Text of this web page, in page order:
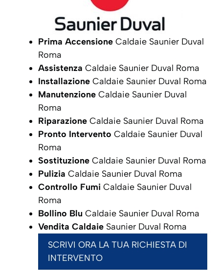
Prima Accensione Caldaie Saunier Duval
Roma
Assistenza Caldaie Saunier Duval Roma
Installazione Caldaie Saunier Duval Roma
Manutenzione Caldaie Saunier Duval
Roma
Riparazione Caldaie Saunier Duval Roma
Pronto Intervento Caldaie Saunier Duval
Roma
Sostituzione Caldaie Saunier Duval Roma
Pulizia Caldaie Saunier Duval Roma
Controllo Fumi Caldaie Saunier Duval
Roma
Bollino Blu Caldaie Saunier Duval Roma
Vendita Caldaie Saunier Duval Roma
SCRIVI ORA LA TUA RICHIESTA DI
INTERVENTO